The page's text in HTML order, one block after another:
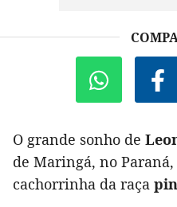
O grande sonho de
de Maringá, no
cachorrinha da raça